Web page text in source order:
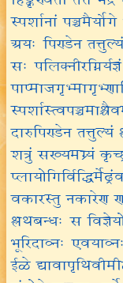
स्पर्शानां
अयः पिण्डेन तत्तुल्यं
सः
दारुपिण्डेन तत्तुल्यं
शत्रुं सख्यमग्र्यं
वकारस्तु नकारेण
श्लथबन्धः स
भूरिदाव्नः
ईळे